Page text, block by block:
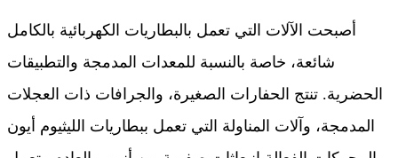
أصبحت الآلات التي تعمل بالبطاريات الكهربائية بالكامل
شائعة، خاصة بالنسبة للمعدات المدمجة والتطبيقات
الحضرية. تنتج الحفارات الصغيرة، والجرافات ذات العجلات
المدمجة، وآلات المناولة التي تعمل ببطاريات الليثيوم أيون